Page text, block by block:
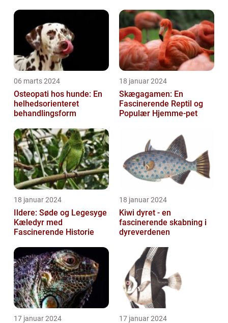
06 marts 2024
Osteopati hos hunde: En
helhedsorienteret
behandlingsform
18 januar 2024
Skægagamen: En
Fascinerende Reptil og
Populær Hjemme-pet
18 januar 2024
Ildere: Søde og Legesyge
Kæledyr med
Fascinerende Historie
18 januar 2024
Kiwi dyret - en
fascinerende skabning i
dyreverdenen
17 januar 2024 17 januar 2024